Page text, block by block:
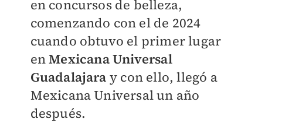
en concursos de belleza,
comenzando con el de 2024
cuando obtuvo el primer lugar
enMexicana Universal
Guadalajara y con ello, llegó a
Mexicana Universal un año
después.